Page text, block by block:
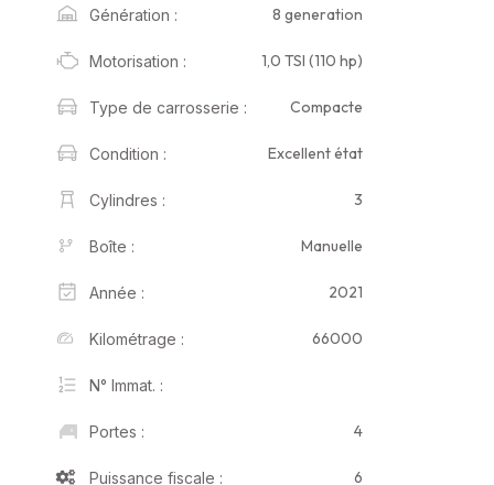
Génération : 8 generation
Motorisation : 1,0 TSI (110 hp)
Type de carrosserie : Compacte
Condition : Excellent état
Cylindres : 3
Boîte : Manuelle
Année : 2021
Kilométrage : 66000
N° Immat. :
Portes : 4
Puissance fiscale : 6